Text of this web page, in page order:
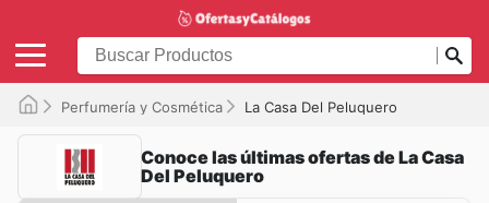
Perfumería y Cosmética La Casa Del Peluquero
Conoce las últimas ofertas de La Casa
Del Peluquero